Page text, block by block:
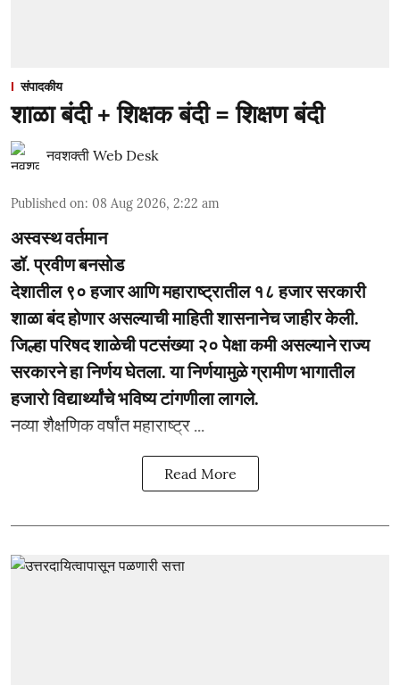
संपादकीय
शाळा बंदी + शिक्षक बंदी = शिक्षण बंदी
नवशक्ती Web Desk
Published on: 08 Aug 2026, 2:22 am
अस्वस्थ वर्तमान
डॉ. प्रवीण बनसोड
देशातील ९० हजार आणि महाराष्ट्रातील १८ हजार सरकारी
शाळा बंद होणार असल्याची माहिती शासनानेच जाहीर केली.
जिल्हा परिषद शाळेची पटसंख्या २० पेक्षा कमी असल्याने राज्य
सरकारने हा निर्णय घेतला. या निर्णयामुळे ग्रामीण भागातील
हजारो विद्यार्थ्यांचे भविष्य टांगणीला लागले.
नव्या शैक्षणिक वर्षांत महाराष्ट्र ...
Read More